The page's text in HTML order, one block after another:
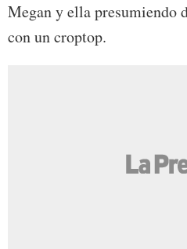
Megan y ella presumiendo
con un croptop.